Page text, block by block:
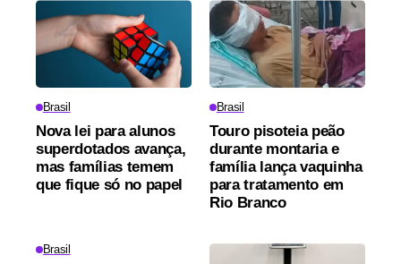
Brasil
Nova lei para alunos
superdotados avança,
mas famílias temem
que fique só no papel
Brasil
Touro pisoteia peão
durante montaria e
família lança vaquinha
para tratamento em
Rio Branco
Brasil